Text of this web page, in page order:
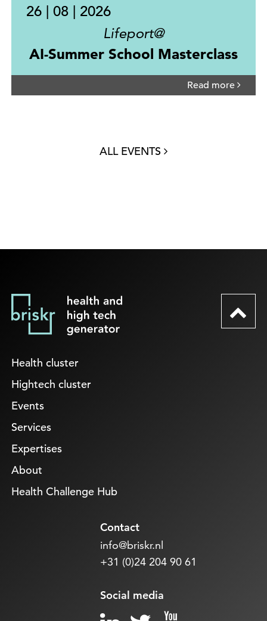
26 | 08 | 2026
Lifeport@
AI-Summer School Masterclass
Read more
ALL EVENTS
Health cluster
Hightech cluster
Events
Services
Expertises
About
Health Challenge Hub
Contact
info@briskr.nl
+31 (0)24 204 90 61
Social media